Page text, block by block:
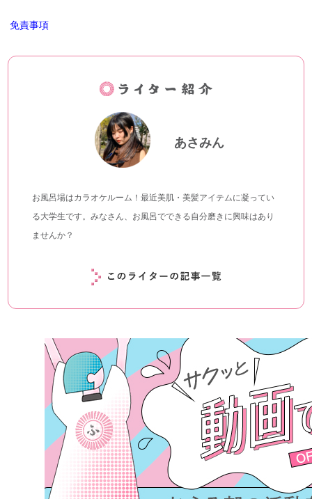
免責事項
あさみん
お風呂場はカラオケルーム！最近美肌・美髪アイテムに凝ってい
る大学生です。みなさん、お風呂でできる自分磨きに興味はあり
ませんか？